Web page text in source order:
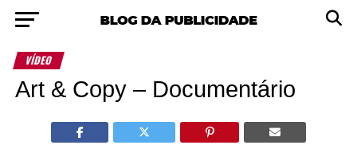
VÍDEO
Art & Copy – Documentário